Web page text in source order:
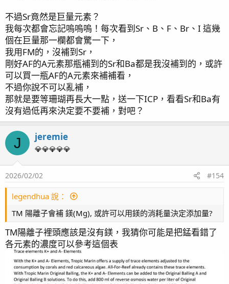
不過Sr竟然是巨量元素？
我每次都會忘記嗚嗚嗚！每次看到Sr、B、F、Br、I 這幾
個在巨量那一欄都會驚一下，
我用FM的，沒補到Sr，
剛好AF的A元素那瓶補到的Sr和Ba都是我沒補到的，或許
可以買一瓶AF的A元素來補補看，
不過你說不可以亂補，
那就是要等珊瑚再長大一點，送一下ICP，看看Sr和Ba有
沒有過低再來決定要不要補，對吧？
J jeremie
💎💎💎💎💎
2026/02/02 #154
legendhua 說：
TM 陽離子會補 鎂(Mg), 或許可以用鎂的消耗量決定添加量?
TM陽離子裡頭應該是沒有鎂，我猜你可能是把錳看錯了
各元素的濃度可以參考這個表